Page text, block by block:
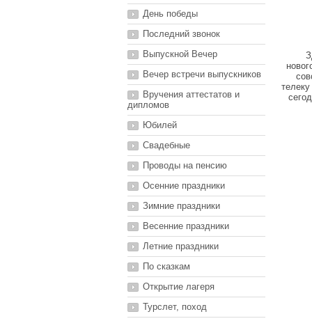
День победы
Последний звонок
Выпускной Вечер
Вечер встречи выпускников
Вручения аттестатов и
дипломов
Юбилей
Свадебные
Проводы на пенсию
Осенние праздники
Зимние праздники
Весенние праздники
Летние праздники
По сказкам
Открытие лагеря
Турслет, поход